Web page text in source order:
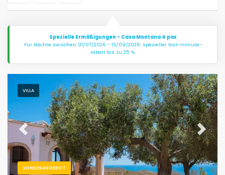
Spezielle Ermäßigungen - Casa Montana 4 pax
Für Nächte zwischen 01/07/2026 - 13/09/2026: spezieller last-minute-
rabatt bis zu 25 %.
VILLA
SONDERANGEBOT
Previous Next